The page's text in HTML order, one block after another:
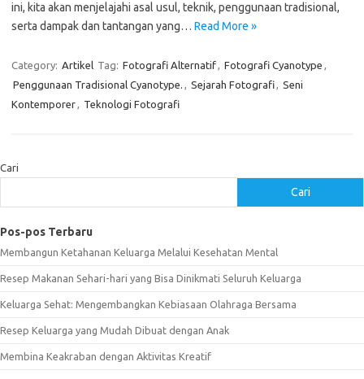
ini, kita akan menjelajahi asal usul, teknik, penggunaan tradisional,
serta dampak dan tantangan yang… Read More »
Category: Artikel Tag: Fotografi Alternatif, Fotografi Cyanotype ,
Penggunaan Tradisional Cyanotype. , Sejarah Fotografi, Seni
Kontemporer, Teknologi Fotografi
Cari
Cari
Pos-pos Terbaru
Membangun Ketahanan Keluarga Melalui Kesehatan Mental
Resep Makanan Sehari-hari yang Bisa Dinikmati Seluruh Keluarga
Keluarga Sehat: Mengembangkan Kebiasaan Olahraga Bersama
Resep Keluarga yang Mudah Dibuat dengan Anak
Membina Keakraban dengan Aktivitas Kreatif